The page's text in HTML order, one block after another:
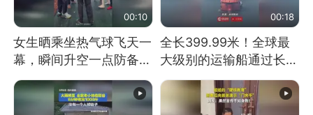
00:10
女生晒乘坐热气球飞天一
幕，瞬间升空一点防备都
没有
00:18
全长399.99米！全球最
大级别的运输船通过长江
大桥这一幕，太震撼了！